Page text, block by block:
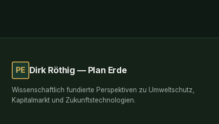
PE Dirk Röthig — Plan Erde
Wissenschaftlich fundierte Perspektiven zu Umweltschutz,
Kapitalmarkt und Zukunftstechnologien.